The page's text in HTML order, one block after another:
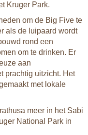
Kruger Park.
om de Big Five te
als de luipaard wordt
rond een
om te drinken. Er
aan
prachtig uitzicht. Het
met lokale
meer in het Sabi
National Park in